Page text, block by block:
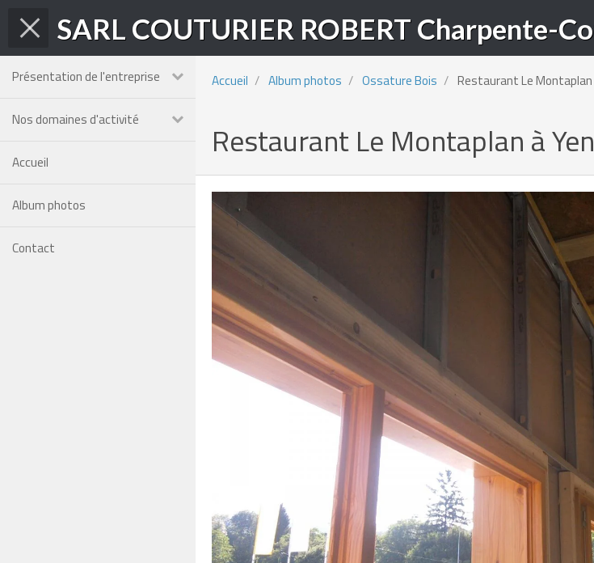
Présentation de l'entreprise
Nos domaines d'activité
Accueil
Album photos
Contact
Accueil Album photos Ossature Bois Restaurant Le Montaplan
Restaurant Le Montaplan à